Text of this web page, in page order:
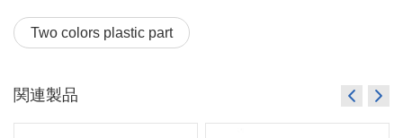
Two colors plastic part
関連製品